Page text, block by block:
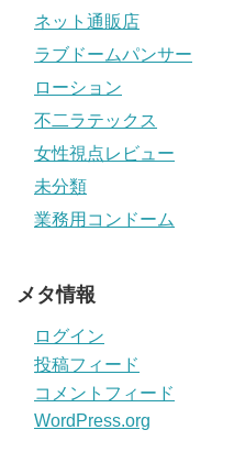
ネット通販店
ラブドームパンサー
ローション
不二ラテックス
女性視点レビュー
未分類
業務用コンドーム
メタ情報
ログイン
投稿フィード
コメントフィード
WordPress.org